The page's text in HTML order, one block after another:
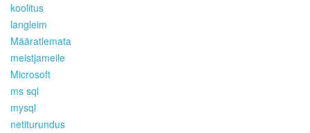
koolitus
langleim
Määratlemata
meistjameile
Microsoft
ms sql
mysql
netiturundus